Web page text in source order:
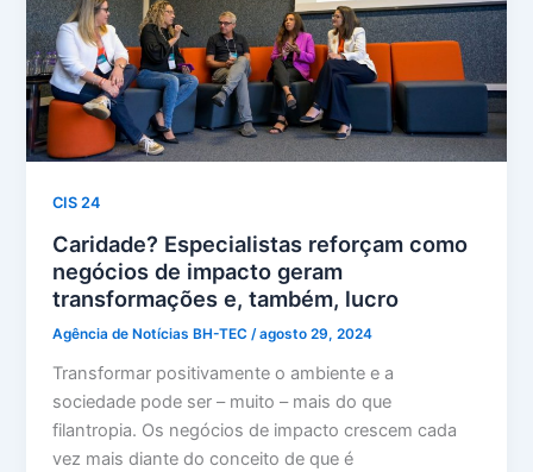
CIS 24
Caridade? Especialistas reforçam como
negócios de impacto geram
transformações e, também, lucro
Agência de Notícias BH-TEC/agosto 29, 2024
Transformar positivamente o ambiente e a
sociedade pode ser – muito – mais do que
filantropia. Os negócios de impacto crescem cada
vez mais diante do conceito de que é